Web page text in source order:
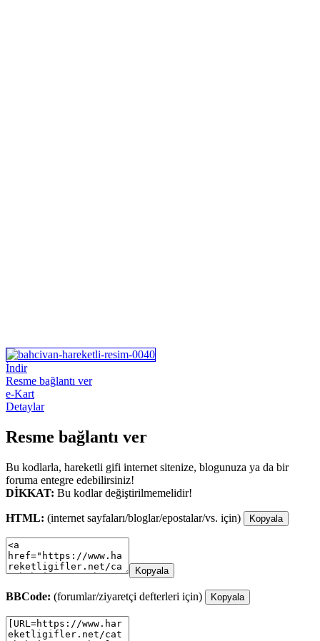
İndir
Resme bağlantı ver
e-Kart
Detaylar
Resme bağlantı ver
Bu kodlarla, hareketli gifi internet sitenize, blogunuza ya da bir
foruma entegre edebilirsiniz!
DİKKAT: Bu kodlar değiştirilmemelidir!
HTML: (internet sayfaları/bloglar/epostalar/vs. için) Kopyala
Kopyala
BBCode: (forumlar/ziyaretçi defterleri için) Kopyala